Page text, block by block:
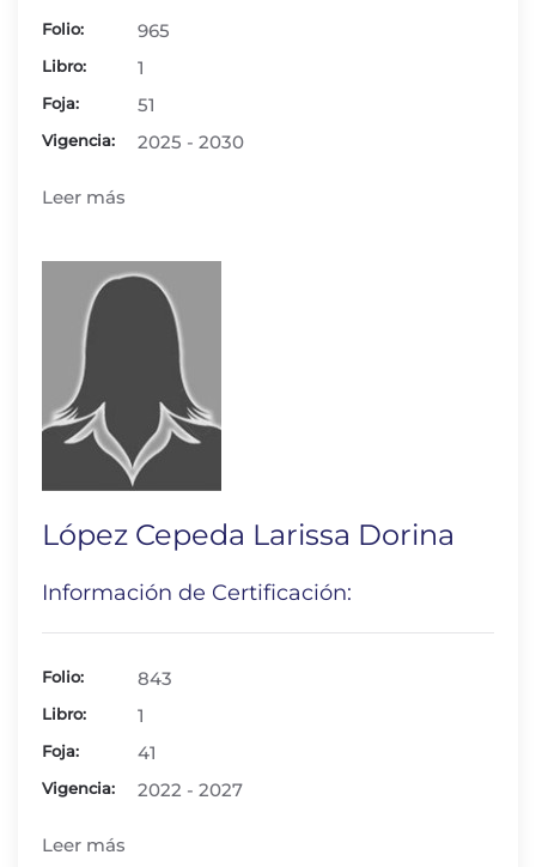
Folio: 965
Libro: 1
Foja: 51
Vigencia: 2025 - 2030
Leer más
López Cepeda Larissa Dorina
Información de Certificación:
Folio: 843
Libro: 1
Foja: 41
Vigencia: 2022 - 2027
Leer más